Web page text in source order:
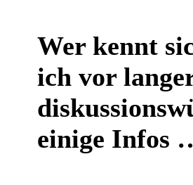
Wer kennt
ich vor
einige Infos